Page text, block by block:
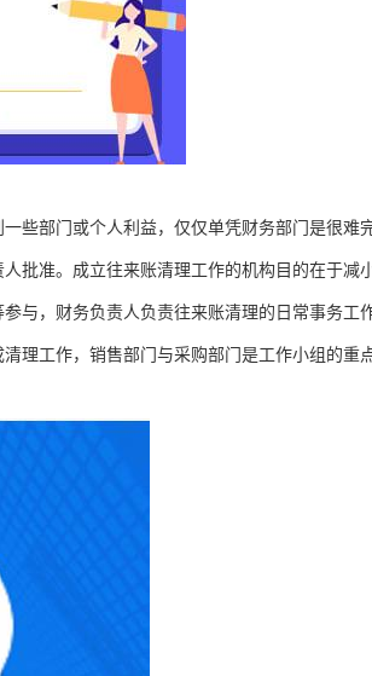
些部门或个人利益，仅仅单凭财务部门是很难
批准。成立往来账清理工作的机构目的在于减
与，财务负责人负责往来账清理的日常事务工
理工作，销售部门与采购部门是工作小组的重